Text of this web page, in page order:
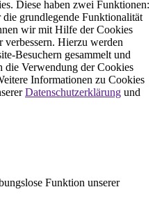
Diese haben zwei Funktionen:
grundlegende Funktionalität
wir mit Hilfe der Cookies
verbessern. Hierzu werden
Besuchern gesammelt und
die Verwendung der Cookies
Informationen zu Cookies
Datenschutzerklärung und
Funktion unserer